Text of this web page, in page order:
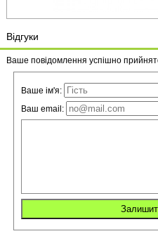
Відгуки
Ваше повідомлення успішно
Ваше ім'я:
Ваш email: